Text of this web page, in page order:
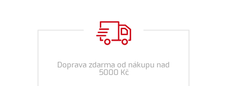
Doprava zdarma od nákupu nad
5000 Kč